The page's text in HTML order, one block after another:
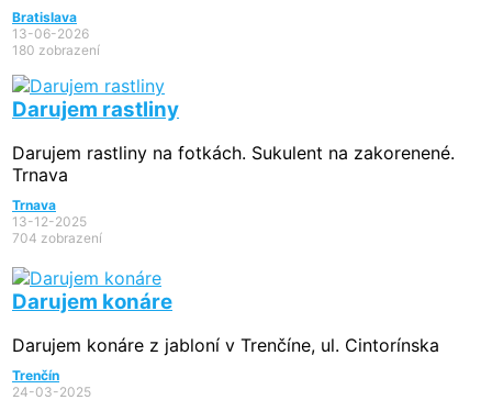
Bratislava
13-06-2026
180 zobrazení
Darujem rastliny
Darujem rastliny na fotkách. Sukulent na zakorenené.
Trnava
Trnava
13-12-2025
704 zobrazení
Darujem konáre
Darujem konáre z jabloní v Trenčíne, ul. Cintorínska
Trenčín
24-03-2025